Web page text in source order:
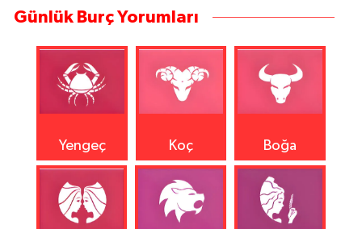
Günlük Burç Yorumları
Yengeç Koç Boğa